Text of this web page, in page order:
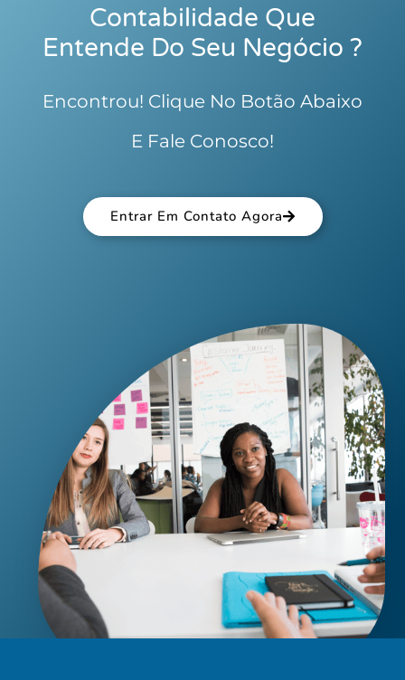
Contabilidade Que
Entende Do Seu Negócio ?
Encontrou! Clique No Botão Abaixo
E Fale Conosco!
Entrar Em Contato Agora